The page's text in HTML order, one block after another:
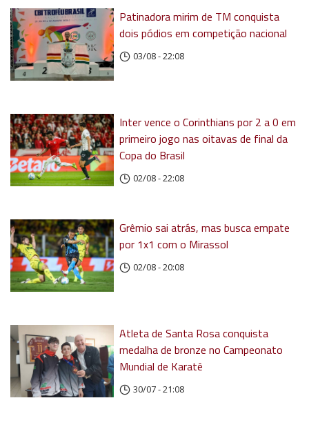
Patinadora mirim de TM conquista
dois pódios em competição nacional
03/08 - 22:08
Inter vence o Corinthians por 2 a 0 em
primeiro jogo nas oitavas de final da
Copa do Brasil
02/08 - 22:08
Grêmio sai atrás, mas busca empate
por 1x1 com o Mirassol
02/08 - 20:08
Atleta de Santa Rosa conquista
medalha de bronze no Campeonato
Mundial de Karatê
30/07 - 21:08